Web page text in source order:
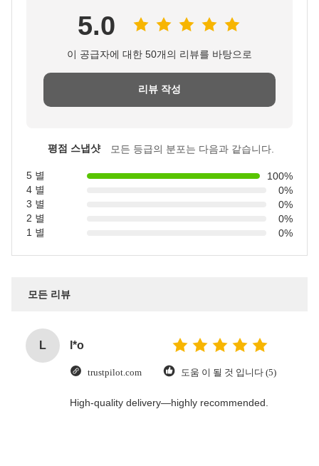
5.0
이 공급자에 대한 50개의 리뷰를 바탕으로
리뷰 작성
평점 스냅샷 모든 등급의 분포는 다음과 같습니다.
5 별
100%
4 별
0%
3 별
0%
2 별
0%
1 별
0%
모든 리뷰
L l*o
trustpilot.com 도움 이 될 것 입니다 (5)
High-quality delivery—highly recommended.